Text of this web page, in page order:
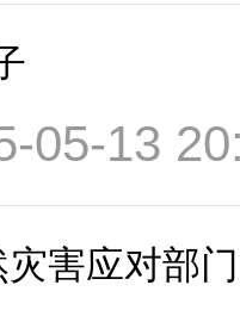
05-13
害应对部门